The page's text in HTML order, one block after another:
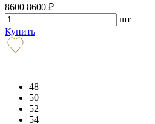
8600 8600 ₽
шт
Купить
48
50
52
54